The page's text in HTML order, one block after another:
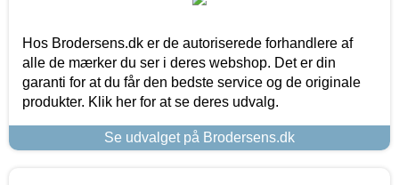
Hos Brodersens.dk er de autoriserede forhandlere af
alle de mærker du ser i deres webshop. Det er din
garanti for at du får den bedste service og de originale
produkter. Klik her for at se deres udvalg.
Se udvalget på Brodersens.dk